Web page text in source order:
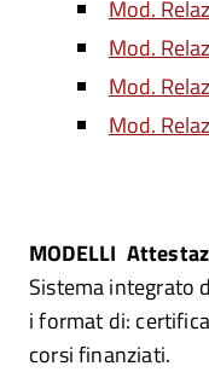
Mod.
Mod.
Mod.
Mod.
MODELLI
Sistema integrato
i format di:
corsi finanziati.